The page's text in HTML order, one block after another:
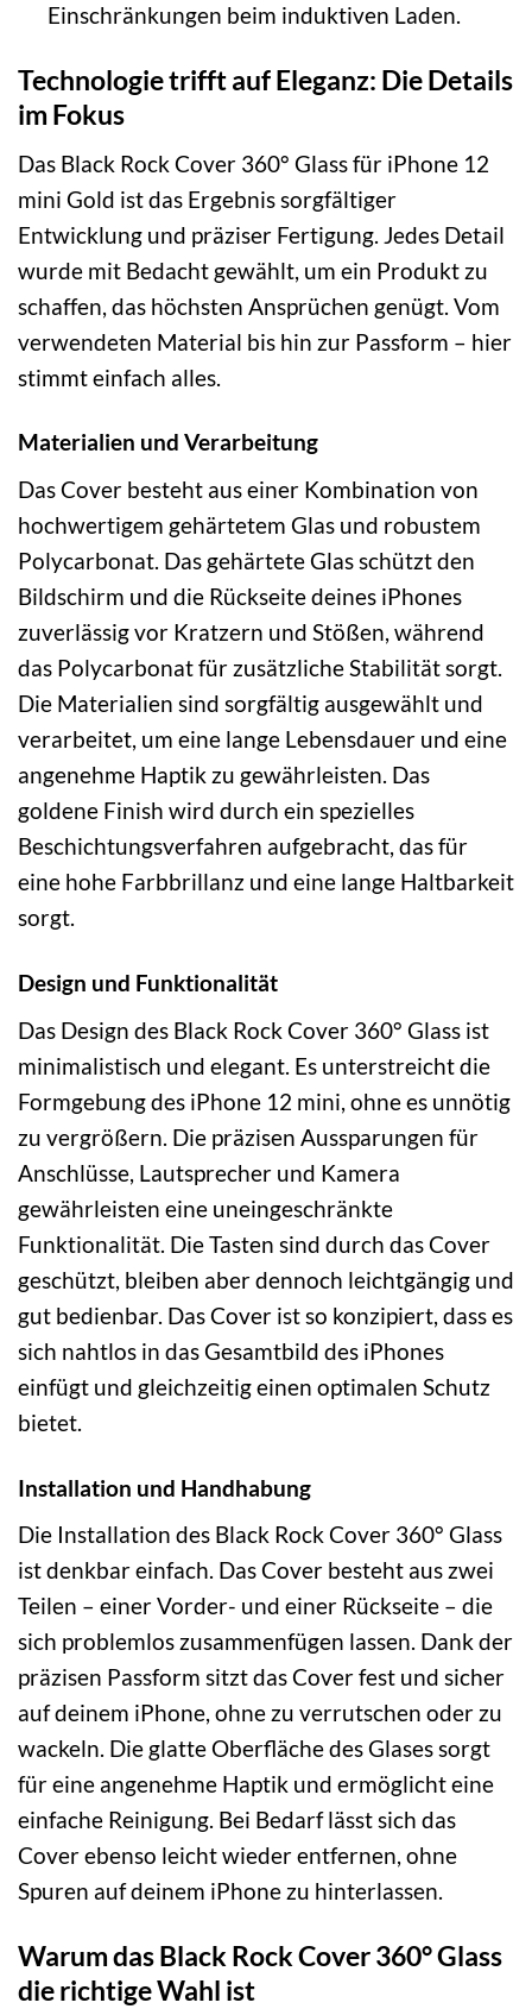
Einschränkungen beim induktiven Laden.
Technologie trifft auf Eleganz: Die Details
im Fokus
Das Black Rock Cover 360° Glass für iPhone 12
mini Gold ist das Ergebnis sorgfältiger
Entwicklung und präziser Fertigung. Jedes Detail
wurde mit Bedacht gewählt, um ein Produkt zu
schaffen, das höchsten Ansprüchen genügt. Vom
verwendeten Material bis hin zur Passform – hier
stimmt einfach alles.
Materialien und Verarbeitung
Das Cover besteht aus einer Kombination von
hochwertigem gehärtetem Glas und robustem
Polycarbonat. Das gehärtete Glas schützt den
Bildschirm und die Rückseite deines iPhones
zuverlässig vor Kratzern und Stößen, während
das Polycarbonat für zusätzliche Stabilität sorgt.
Die Materialien sind sorgfältig ausgewählt und
verarbeitet, um eine lange Lebensdauer und eine
angenehme Haptik zu gewährleisten. Das
goldene Finish wird durch ein spezielles
Beschichtungsverfahren aufgebracht, das für
eine hohe Farbbrillanz und eine lange Haltbarkeit
sorgt.
Design und Funktionalität
Das Design des Black Rock Cover 360° Glass ist
minimalistisch und elegant. Es unterstreicht die
Formgebung des iPhone 12 mini, ohne es unnötig
zu vergrößern. Die präzisen Aussparungen für
Anschlüsse, Lautsprecher und Kamera
gewährleisten eine uneingeschränkte
Funktionalität. Die Tasten sind durch das Cover
geschützt, bleiben aber dennoch leichtgängig und
gut bedienbar. Das Cover ist so konzipiert, dass es
sich nahtlos in das Gesamtbild des iPhones
einfügt und gleichzeitig einen optimalen Schutz
bietet.
Installation und Handhabung
Die Installation des Black Rock Cover 360° Glass
ist denkbar einfach. Das Cover besteht aus zwei
Teilen – einer Vorder- und einer Rückseite – die
sich problemlos zusammenfügen lassen. Dank der
präzisen Passform sitzt das Cover fest und sicher
auf deinem iPhone, ohne zu verrutschen oder zu
wackeln. Die glatte Oberfläche des Glases sorgt
für eine angenehme Haptik und ermöglicht eine
einfache Reinigung. Bei Bedarf lässt sich das
Cover ebenso leicht wieder entfernen, ohne
Spuren auf deinem iPhone zu hinterlassen.
Warum das Black Rock Cover 360° Glass
die richtige Wahl ist